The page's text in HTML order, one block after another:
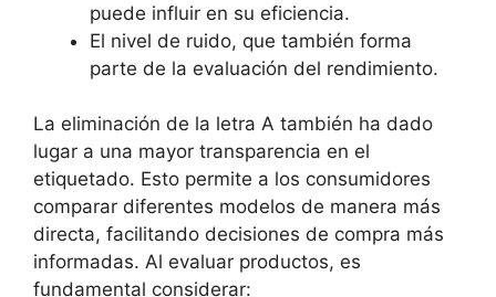
puede influir en su eficiencia.
El nivel de ruido, que también forma
parte de la evaluación del rendimiento.
La eliminación de la letra A también ha dado
lugar a una mayor transparencia en el
etiquetado. Esto permite a los consumidores
comparar diferentes modelos de manera más
directa, facilitando decisiones de compra más
informadas. Al evaluar productos, es
fundamental considerar: